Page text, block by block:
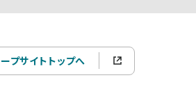
プサイトトップへ